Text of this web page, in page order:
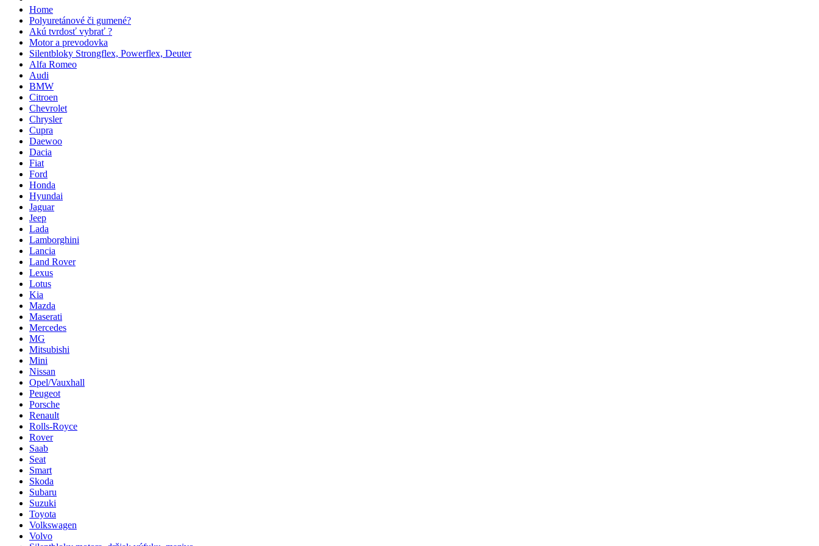
Home
Polyuretánové či gumené?
Akú tvrdosť vybrať ?
Motor a prevodovka
Silentbloky Strongflex, Powerflex, Deuter
Alfa Romeo
Audi
BMW
Citroen
Chevrolet
Chrysler
Cupra
Daewoo
Dacia
Fiat
Ford
Honda
Hyundai
Jaguar
Jeep
Lada
Lamborghini
Lancia
Land Rover
Lexus
Lotus
Kia
Mazda
Maserati
Mercedes
MG
Mitsubishi
Mini
Nissan
Opel/Vauxhall
Peugeot
Porsche
Renault
Rolls-Royce
Rover
Saab
Seat
Smart
Skoda
Subaru
Suzuki
Toyota
Volkswagen
Volvo